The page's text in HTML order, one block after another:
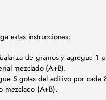
estas instrucciones:
de gramos y agregue 1
mezclado (A+B).
5 gotas del aditivo por cada
mezclado (A+B).